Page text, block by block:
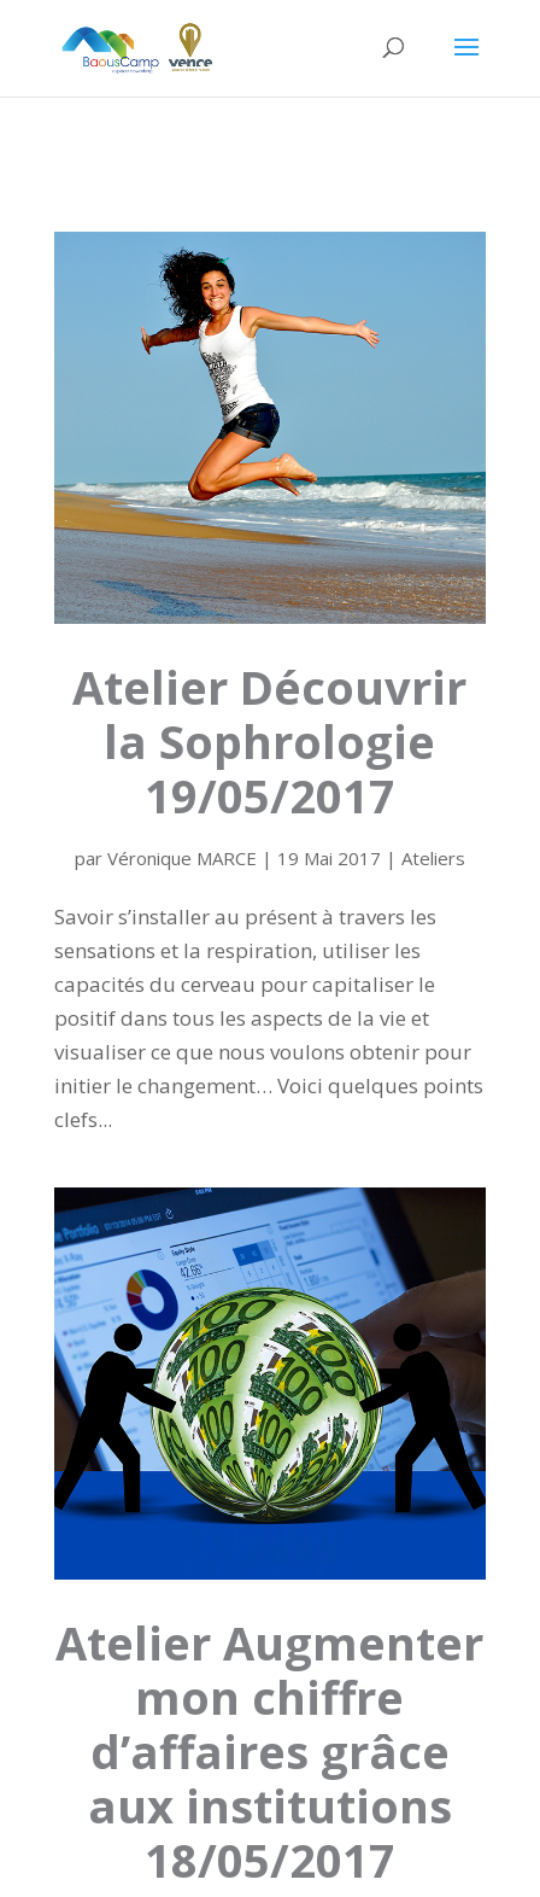
// add '&rel=0' to end of all YouTube video URL's // to
prevent displaying related videos
Atelier Découvrir
la Sophrologie
19/05/2017
par Véronique MARCE | 19 Mai 2017 | Ateliers
Savoir s’installer au présent à travers les
sensations et la respiration, utiliser les
capacités du cerveau pour capitaliser le
positif dans tous les aspects de la vie et
visualiser ce que nous voulons obtenir pour
initier le changement… Voici quelques points
clefs...
Atelier Augmenter
mon chiffre
d’affaires grâce
aux institutions
18/05/2017